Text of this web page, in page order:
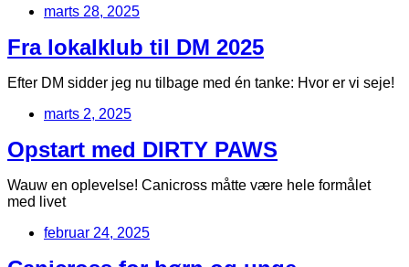
marts 28, 2025
Fra lokalklub til DM 2025
Efter DM sidder jeg nu tilbage med én tanke: Hvor er vi seje!
marts 2, 2025
Opstart med DIRTY PAWS
Wauw en oplevelse! Canicross måtte være hele formålet
med livet
februar 24, 2025